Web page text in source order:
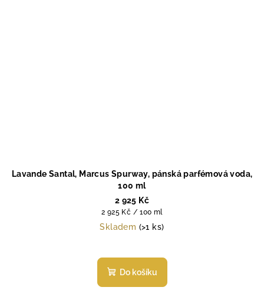
Lavande Santal, Marcus Spurway, pánská parfémová voda,
100 ml
2 925 Kč
Měrná
cena:
2 925 Kč / 100 ml
Skladem (>1 ks)
hodnocení
produktu
Do košíku